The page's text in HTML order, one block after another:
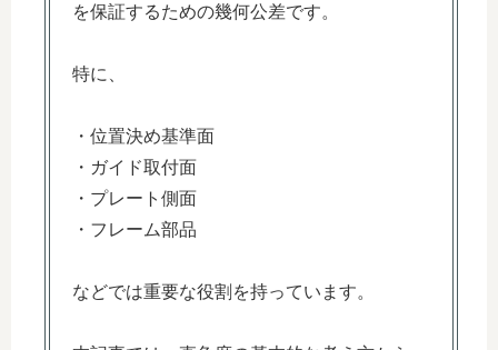
を保証するための幾何公差です。
特に、
・位置決め基準面
・ガイド取付面
・プレート側面
・フレーム部品
などでは重要な役割を持っています。